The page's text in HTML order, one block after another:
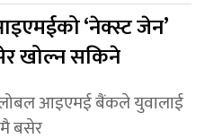
‘नेक्स्ट जेन’
खोल्न सकिने
आइएमई बैंकले युवालाई
बसेर